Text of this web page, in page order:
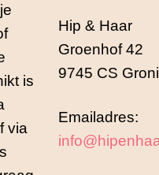
is
via
Hip & Haar
Groenhof 42
9745 CS
Emailadres: